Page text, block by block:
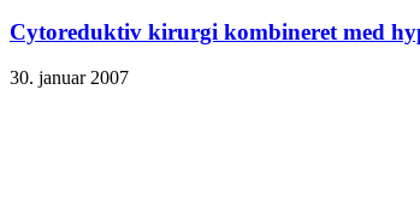
Cytoreduktiv kirurgi kombineret med
30. januar 2007